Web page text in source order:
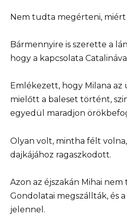
Nem tudta megérteni, miért
Bármennyire is szerette a
hogy a kapcsolata
Emlékezett, hogy Milana
mielőtt a baleset történt,
egyedül maradjon
Olyan volt, mintha félt
dajkájához ragaszkodott.
Azon az éjszakán Mihai
Gondolatai megszállták, és
jelennel.